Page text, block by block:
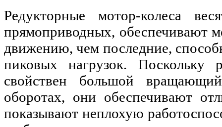
Редукторные мотор-колеса
прямоприводных, обеспечивают
движению, чем последние,
пиковых нагрузок. Поскольку
свойствен большой
оборотах, они обеспечивают
показывают неплохую